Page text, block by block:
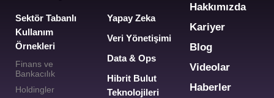
Sektör Tabanlı
Kullanım
Örnekleri
Finans ve
Bankacılık
Holdingler
Yapay Zeka
Veri Yönetişimi
Data & Ops
Hibrit Bulut
Teknolojileri
Hakkımızda
Kariyer
Blog
Videolar
Haberler